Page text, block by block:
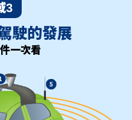
3
駛的發展
一次看